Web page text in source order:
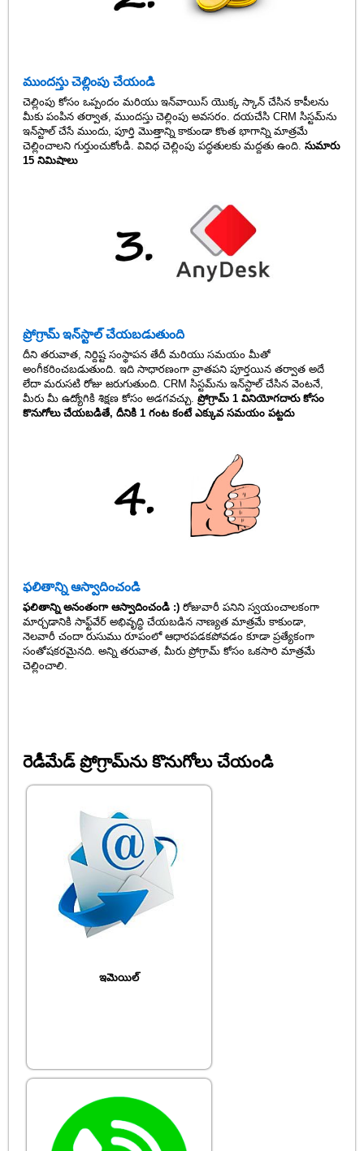
ముందస్తు చెల్లింపు చేయండి
చెల్లింపు కోసం ఒప్పందం మరియు ఇన్‌వాయిస్ యొక్క స్కాన్ చేసిన కాపీలను
మీకు పంపిన తర్వాత, ముందస్తు చెల్లింపు అవసరం. దయచేసి CRM సిస్టమ్‌ను
ఇన్‌స్టాల్ చేసే ముందు, పూర్తి మొత్తాన్ని కాకుండా కొంత భాగాన్ని మాత్రమే
చెల్లించాలని గుర్తుంచుకోండి. వివిధ చెల్లింపు పద్ధతులకు మద్దతు ఉంది.సుమారు
15 నిమిషాలు
ప్రోగ్రామ్ ఇన్‌స్టాల్ చేయబడుతుంది
దీని తరువాత, నిర్దిష్ట సంస్థాపన తేదీ మరియు సమయం మీతో
అంగీకరించబడుతుంది. ఇది సాధారణంగా వ్రాతపని పూర్తయిన తర్వాత అదే
లేదా మరుసటి రోజు జరుగుతుంది. CRM సిస్టమ్‌ను ఇన్‌స్టాల్ చేసిన వెంటనే,
మీరు మీ ఉద్యోగికి శిక్షణ కోసం అడగవచ్చు.ప్రోగ్రామ్ 1 వినియోగదారు కోసం
కొనుగోలు చేయబడితే, దీనికి 1 గంట కంటే ఎక్కువ సమయం పట్టదు
ఫలితాన్ని ఆస్వాదించండి
ఫలితాన్ని అనంతంగా ఆస్వాదించండి :) రోజువారీ పనిని స్వయంచాలకంగా
మార్చడానికి సాఫ్ట్‌వేర్ అభివృద్ధి చేయబడిన నాణ్యత మాత్రమే కాకుండా,
నెలవారీ చందా రుసుము రూపంలో ఆధారపడకపోవడం కూడా ప్రత్యేకంగా
సంతోషకరమైనది. అన్ని తరువాత, మీరు ప్రోగ్రామ్ కోసం ఒకసారి మాత్రమే
చెల్లించాలి.
రెడీమేడ్ ప్రోగ్రామ్‌ను కొనుగోలు చేయండి
ఇమెయిల్